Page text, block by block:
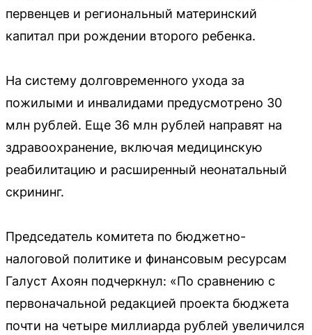
первенцев и региональный материнский
капитал при рождении второго ребенка.
На систему долговременного ухода за
пожилыми и инвалидами предусмотрено 30
млн рублей. Еще 36 млн рублей направят на
здравоохранение, включая медицинскую
реабилитацию и расширенный неонатальный
скрининг.
Председатель комитета по бюджетно-
налоговой политике и финансовым ресурсам
Галуст Ахоян подчеркнул: «По сравнению с
первоначальной редакцией проекта бюджета
почти на четыре миллиарда рублей увеличился